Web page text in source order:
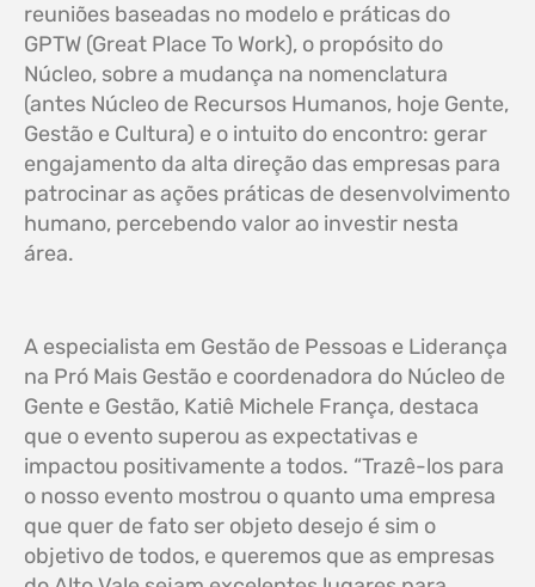
reuniões baseadas no modelo e práticas do
GPTW (Great Place To Work), o propósito do
Núcleo, sobre a mudança na nomenclatura
(antes Núcleo de Recursos Humanos, hoje Gente,
Gestão e Cultura) e o intuito do encontro: gerar
engajamento da alta direção das empresas para
patrocinar as ações práticas de desenvolvimento
humano, percebendo valor ao investir nesta
área.
A especialista em Gestão de Pessoas e Liderança
na Pró Mais Gestão e coordenadora do Núcleo de
Gente e Gestão, Katiê Michele França, destaca
que o evento superou as expectativas e
impactou positivamente a todos. “Trazê-los para
o nosso evento mostrou o quanto uma empresa
que quer de fato ser objeto desejo é sim o
objetivo de todos, e queremos que as empresas